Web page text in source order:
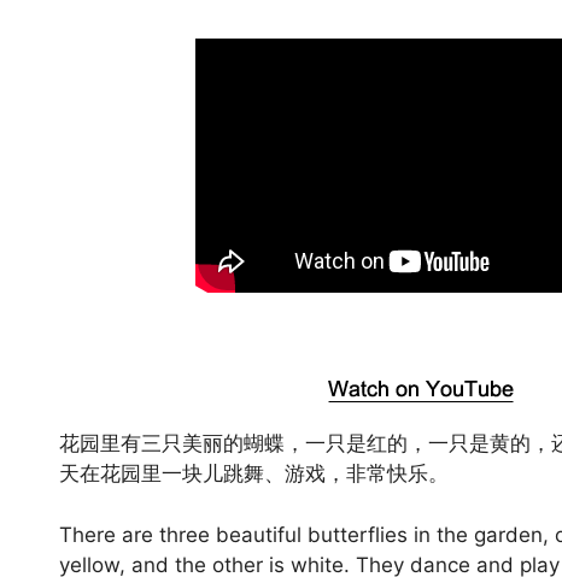
花园里有三只美丽的蝴蝶，一只是红的，一只是黄的，
天在花园里一块儿跳舞、游戏，非常快乐。
There are three beautiful butterflies in the garden,
yellow, and the other is white. They dance and